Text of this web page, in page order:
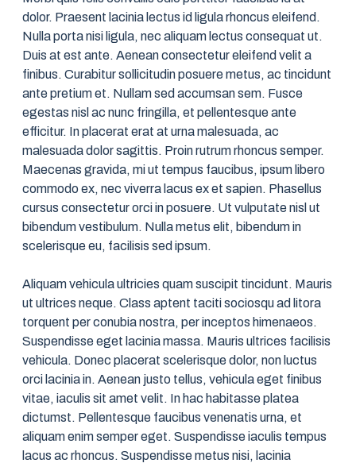
dolor. Praesent lacinia lectus id ligula rhoncus eleifend.
Nulla porta nisi ligula, nec aliquam lectus consequat ut.
Duis at est ante. Aenean consectetur eleifend velit a
finibus. Curabitur sollicitudin posuere metus, ac tincidunt
ante pretium et. Nullam sed accumsan sem. Fusce
egestas nisl ac nunc fringilla, et pellentesque ante
efficitur. In placerat erat at urna malesuada, ac
malesuada dolor sagittis. Proin rutrum rhoncus semper.
Maecenas gravida, mi ut tempus faucibus, ipsum libero
commodo ex, nec viverra lacus ex et sapien. Phasellus
cursus consectetur orci in posuere. Ut vulputate nisl ut
bibendum vestibulum. Nulla metus elit, bibendum in
scelerisque eu, facilisis sed ipsum.
Aliquam vehicula ultricies quam suscipit tincidunt. Mauris
ut ultrices neque. Class aptent taciti sociosqu ad litora
torquent per conubia nostra, per inceptos himenaeos.
Suspendisse eget lacinia massa. Mauris ultrices facilisis
vehicula. Donec placerat scelerisque dolor, non luctus
orci lacinia in. Aenean justo tellus, vehicula eget finibus
vitae, iaculis sit amet velit. In hac habitasse platea
dictumst. Pellentesque faucibus venenatis urna, et
aliquam enim semper eget. Suspendisse iaculis tempus
lacus ac rhoncus. Suspendisse metus nisi, lacinia